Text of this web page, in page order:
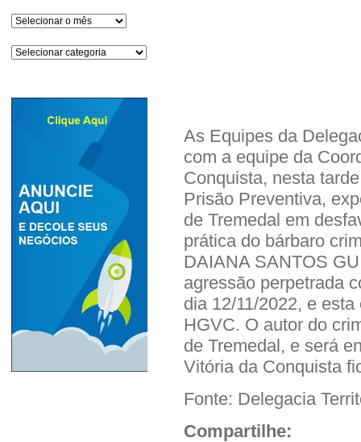
Arquivos
Categorias
As Equipes da
com a equipe da
Conquista, nesta
Prisão Preventiva,
de Tremedal em
prática do bárbaro
DAIANA SANTOS
agressão perpetrada
dia 12/11/2022, e
HGVC. O autor do
de Tremedal, e será
Vitória da Conquista
Fonte: Delegacia
Compartilhe: